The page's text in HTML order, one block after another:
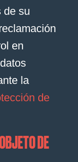
de su
en
la
de
DE